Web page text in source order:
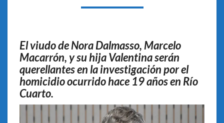
El viudo de Nora Dalmasso, Marcelo
Macarrón, y su hija Valentina serán
querellantes en la investigación por el
homicidio ocurrido hace 19 años en Río
Cuarto.